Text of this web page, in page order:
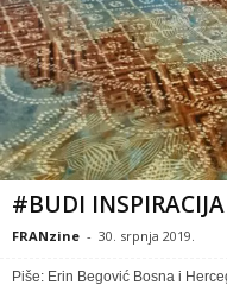
#BUDI
FRANzine - 30. srpnja 2019.
Piše: Erin Begović Bosna i